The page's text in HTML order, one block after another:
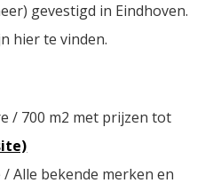
gevestigd in Eindhoven.
hier te vinden.
/ 700 m2 met prijzen tot
Alle bekende merken en